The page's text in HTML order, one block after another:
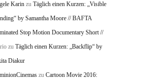
Karin zu Täglich einen Kurzen: „Visible
by Samantha Moore // BAFTA
Stop Motion Documentary Short //
zu Täglich einen Kurzen: „Backflip“ by
Diakur
zu Cartoon Movie 2016: